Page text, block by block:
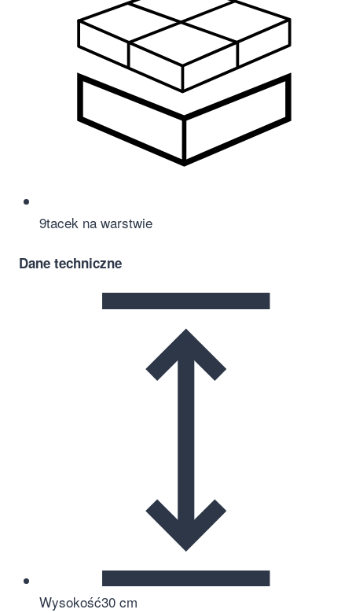
9tacek na warstwie
Dane techniczne
Wysokość30 cm